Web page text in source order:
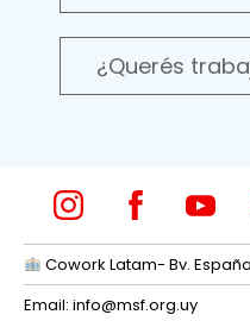
¿Querés
Cowork Latam- Bv.
Email: info@msf.org.uy